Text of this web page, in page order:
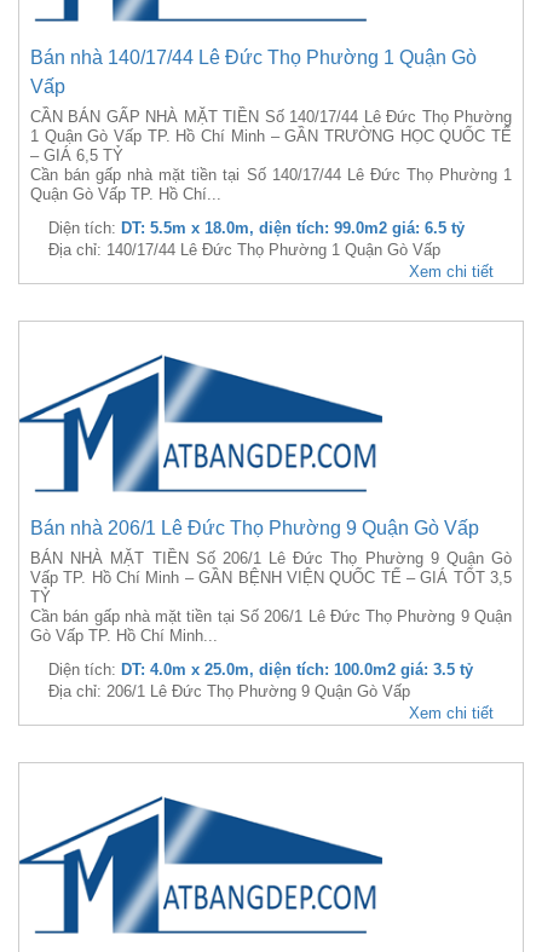
Bán nhà 140/17/44 Lê Đức Thọ Phường 1 Quận Gò
Vấp
CẦN BÁN GẤP NHÀ MẶT TIỀN Số 140/17/44 Lê Đức Thọ Phường
1 Quận Gò Vấp TP. Hồ Chí Minh – GẦN TRƯỜNG HỌC QUỐC TẾ
– GIÁ 6,5 TỶ
Cần bán gấp nhà mặt tiền tại Số 140/17/44 Lê Đức Thọ Phường 1
Quận Gò Vấp TP. Hồ Chí...
Diện tích: DT: 5.5m x 18.0m, diện tích: 99.0m2 giá: 6.5 tỷ
Địa chỉ: 140/17/44 Lê Đức Thọ Phường 1 Quận Gò Vấp
Xem chi tiết
Bán nhà 206/1 Lê Đức Thọ Phường 9 Quận Gò Vấp
BÁN NHÀ MẶT TIỀN Số 206/1 Lê Đức Thọ Phường 9 Quận Gò
Vấp TP. Hồ Chí Minh – GẦN BỆNH VIỆN QUỐC TẾ – GIÁ TỐT 3,5
TỶ
Cần bán gấp nhà mặt tiền tại Số 206/1 Lê Đức Thọ Phường 9 Quận
Gò Vấp TP. Hồ Chí Minh...
Diện tích: DT: 4.0m x 25.0m, diện tích: 100.0m2 giá: 3.5 tỷ
Địa chỉ: 206/1 Lê Đức Thọ Phường 9 Quận Gò Vấp
Xem chi tiết